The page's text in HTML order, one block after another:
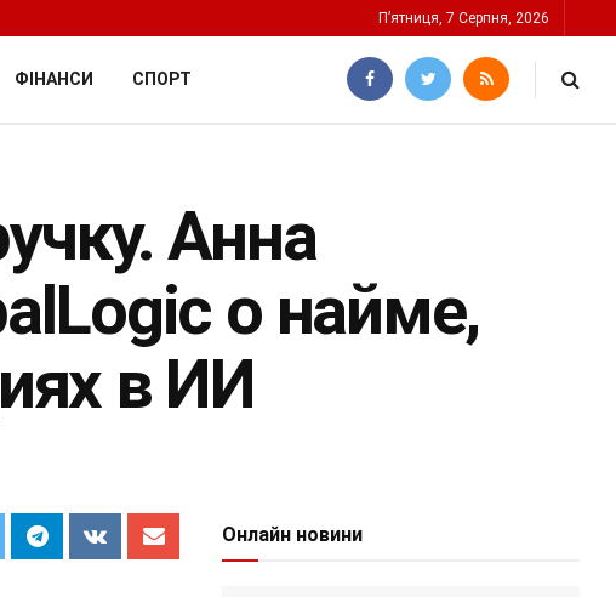
П’ятниця, 7 Серпня, 2026
ФІНАНСИ СПОРТ
Анна
о найме,
в ИИ
Онлайн новини